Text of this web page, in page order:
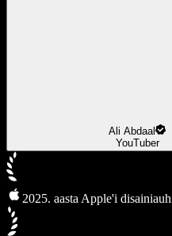
Ali Abdaal
YouTuber
2025. aasta Apple'i